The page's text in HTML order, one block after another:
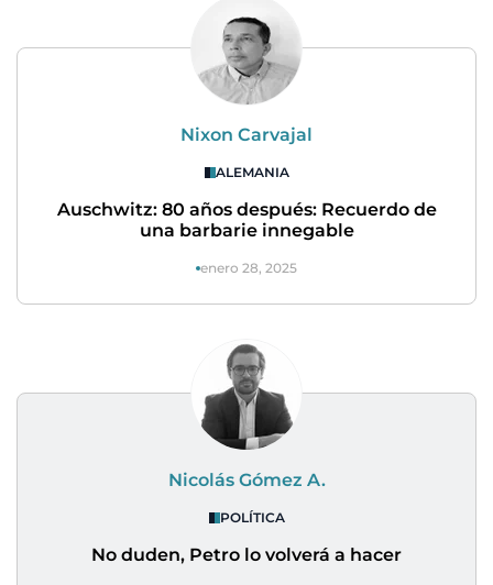
Nixon Carvajal
ALEMANIA
Auschwitz: 80 años después: Recuerdo de
una barbarie innegable
enero 28, 2025
Nicolás Gómez A.
POLÍTICA
No duden, Petro lo volverá a hacer